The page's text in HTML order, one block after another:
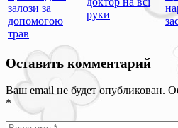
залози за
допомогою
трав
руки
Оставить комментарий
Ваш email не будет опубликован.
*